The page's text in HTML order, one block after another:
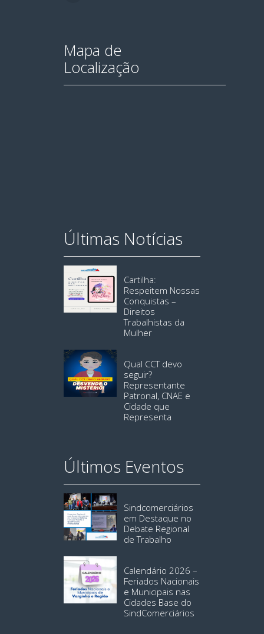
Mapa de
Localização
Últimas Notícias
Cartilha:
Respeitem Nossas
Conquistas –
Direitos
Trabalhistas da
Mulher
Qual CCT devo
seguir?
Representante
Patronal, CNAE e
Cidade que
Representa
Últimos Eventos
Sindcomerciários
em Destaque no
Debate Regional
de Trabalho
Calendário 2026 –
Feriados Nacionais
e Municipais nas
Cidades Base do
SindComerciários